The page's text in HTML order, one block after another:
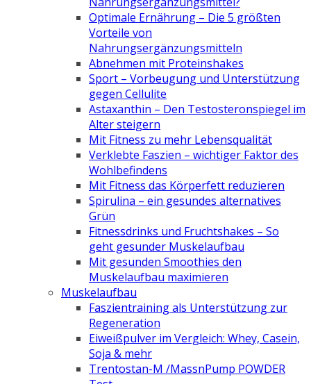
Optimale Ernährung – Die 5 größten
Vorteile von
Nahrungsergänzungsmitteln
Abnehmen mit Proteinshakes
Sport – Vorbeugung und Unterstützung
gegen Cellulite
Astaxanthin – Den Testosteronspiegel im
Alter steigern
Mit Fitness zu mehr Lebensqualität
Verklebte Faszien – wichtiger Faktor des
Wohlbefindens
Mit Fitness das Körperfett reduzieren
Spirulina – ein gesundes alternatives
Grün
Fitnessdrinks und Fruchtshakes – So
geht gesunder Muskelaufbau
Mit gesunden Smoothies den
Muskelaufbau maximieren
Muskelaufbau
Faszientraining als Unterstützung zur
Regeneration
Eiweißpulver im Vergleich: Whey, Casein,
Soja & mehr
Trentostan-M /MassnPump POWDER